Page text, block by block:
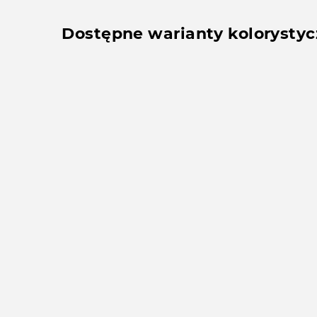
Dostępne warianty